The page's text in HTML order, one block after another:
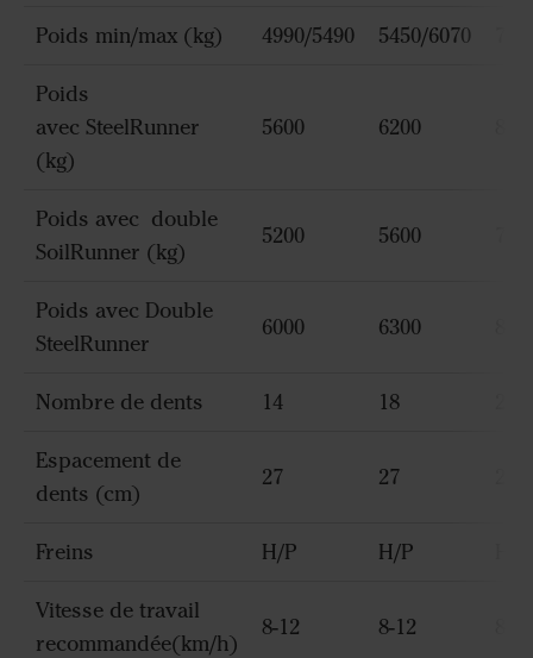
Poids min/max (kg) 4990/5490 5450/6070
Poids
avec SteelRunner
(kg)
5600 6200
Poids avec double
SoilRunner (kg)
5200 5600
Poids avec Double
SteelRunner
6000 6300
Nombre de dents 14 18
Espacement de
dents (cm)
27 27
Freins H/P H/P
Vitesse de travail
recommandée(km/h)
8-12 8-12